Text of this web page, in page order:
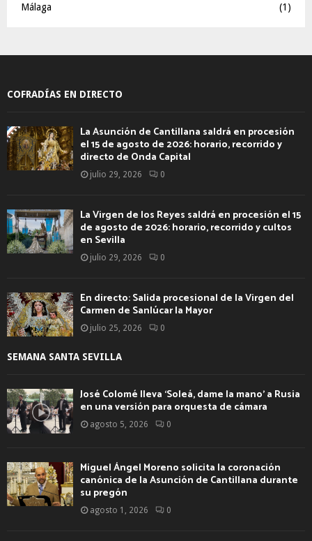
Málaga
(1)
COFRADÍAS EN DIRECTO
La Asunción de Cantillana saldrá en procesión
el 15 de agosto de 2026: horario, recorrido y
directo de Onda Capital
julio 29, 2026 0
La Virgen de los Reyes saldrá en procesión el 15
de agosto de 2026: horario, recorrido y cultos
en Sevilla
julio 29, 2026 0
En directo: Salida procesional de la Virgen del
Carmen de Sanlúcar la Mayor
julio 25, 2026 0
SEMANA SANTA SEVILLA
José Colomé lleva ‘Soleá, dame la mano’ a Rusia
en una versión para orquesta de cámara
agosto 5, 2026 0
Miguel Ángel Moreno solicita la coronación
canónica de la Asunción de Cantillana durante
su pregón
agosto 1, 2026 0